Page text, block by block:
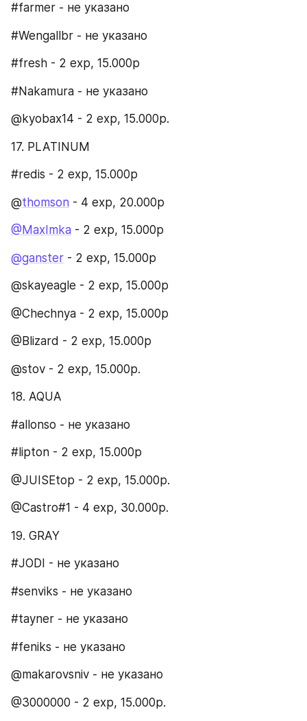
#farmer - не указано
#Wengallbr - не указано
#fresh - 2 exp, 15.000р
#Nakamura - не указано
@kyobax14 - 2 exp, 15.000р.
17. PLATINUM​
#redis - 2 exp, 15.000p
@thomson - 4 exp, 20.000p
@MaxImka - 2 exp, 15.000p
@ganster - 2 exp, 15.000р
@skayeagle - 2 exp, 15.000p
@Chechnya - 2 exp, 15.000р
@Blizard - 2 exp, 15.000p
@stov - 2 exp, 15.000p.
18. AQUA​
#allonso - не указано
#lipton - 2 exp, 15.000р
@JUISEtop - 2 exp, 15.000р.
@Castro#1 - 4 exp, 30.000p.
19. GRAY​
#JODI - не указано
#senviks - не указано
#tayner - не указано
#feniks - не указано
@makarovsniv - не указано
@3000000 - 2 exp, 15.000р.